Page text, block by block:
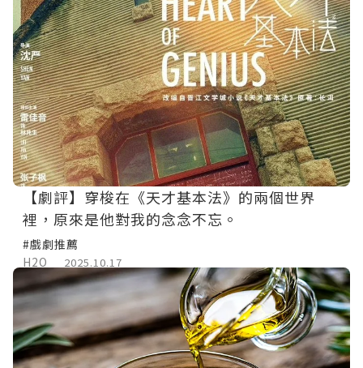
【劇評】穿梭在《天才基本法》的兩個世界
裡，原來是他對我的念念不忘。
#戲劇推薦
H2O
2025.10.17